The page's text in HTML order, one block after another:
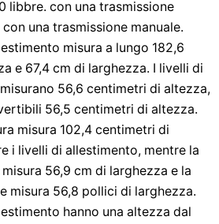
libbre. con una trasmissione
una trasmissione manuale.
misura a lungo 182,6
e 67,4 cm di larghezza. I livelli di
56,6 centimetri di altezza,
56,5 centimetri di altezza.
misura 102,4 centimetri di
i livelli di allestimento, mentre la
56,9 cm di larghezza e la
misura 56,8 pollici di larghezza.
hanno una altezza dal